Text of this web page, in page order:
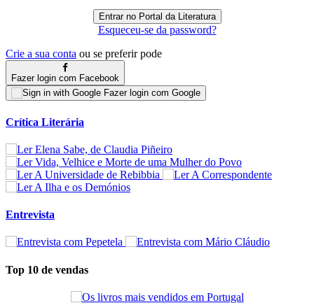
Esqueceu-se da password?
Crie a sua conta ou se preferir pode
Fazer login com Facebook
Fazer login com Google
Crítica Literária
Entrevista
Top 10 de vendas